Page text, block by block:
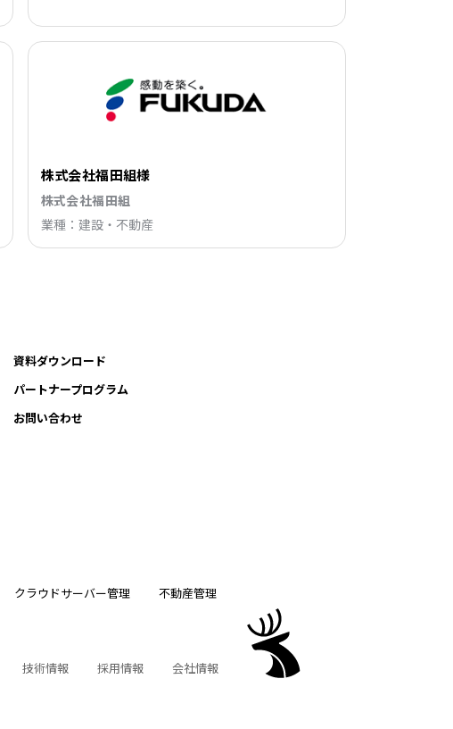
株式会社福田組様
株式会社福田組
業種：建設・不動産
資料ダウンロード
パートナープログラム
お問い合わせ
クラウドサーバー管理
不動産管理
技術情報 採用情報 会社情報